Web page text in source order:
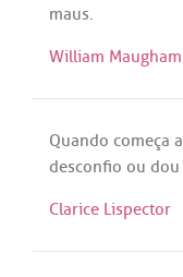
maus.
William Maugham
Quando começa a
desconfio ou dou
Clarice Lispector